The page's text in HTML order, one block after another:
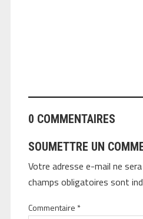
0 COMMENTAIRES
SOUMETTRE UN
Votre adresse e-mail ne
champs obligatoires sont
Commentaire *